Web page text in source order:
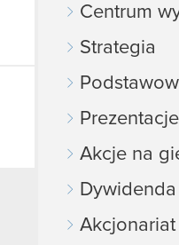
Centrum
Strategia
Akcje na
Dywidenda
Akcjonariat